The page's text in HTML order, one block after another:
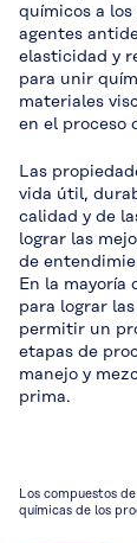
químicos a
agentes
elasticidad y
para unir
materiales
en el proceso
Las
vida útil,
calidad y de
lograr las
de
En la mayoría
para lograr
permitir un
etapas de
manejo y
prima.
Los compuestos
químicas de los